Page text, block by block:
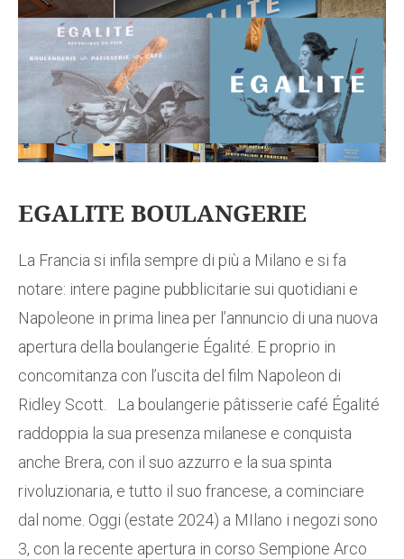
EGALITE BOULANGERIE
La Francia si infila sempre di più a Milano e si fa
notare: intere pagine pubblicitarie sui quotidiani e
Napoleone in prima linea per l’annuncio di una nuova
apertura della boulangerie Égalité. E proprio in
concomitanza con l’uscita del film Napoleon di
Ridley Scott. La boulangerie pâtisserie café Égalité
raddoppia la sua presenza milanese e conquista
anche Brera, con il suo azzurro e la sua spinta
rivoluzionaria, e tutto il suo francese, a cominciare
dal nome. Oggi (estate 2024) a MIlano i negozi sono
3, con la recente apertura in corso Sempione Arco